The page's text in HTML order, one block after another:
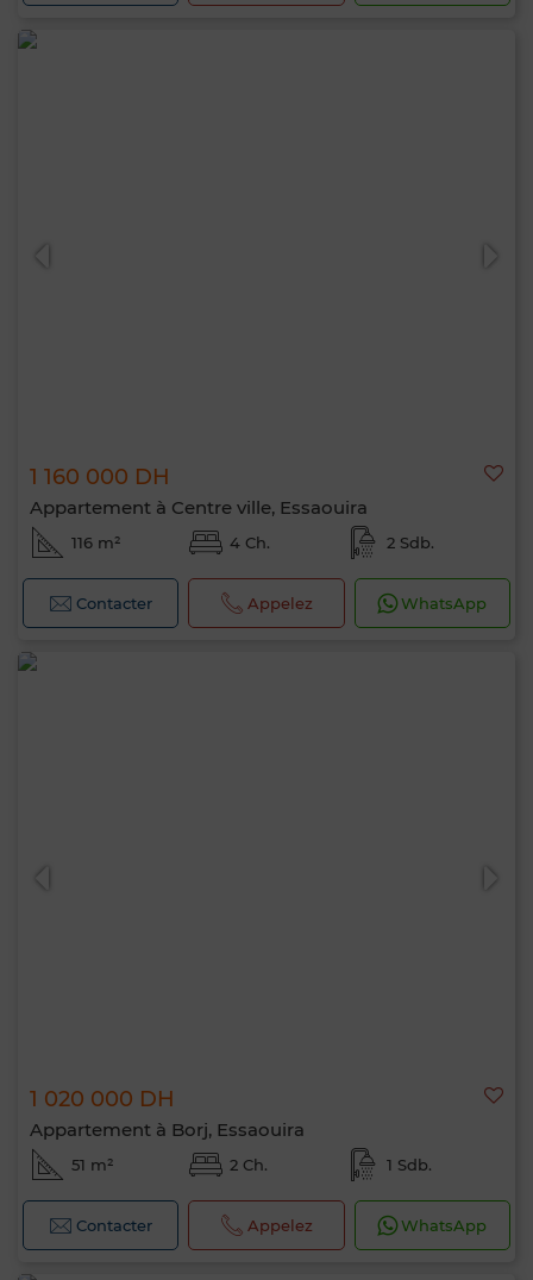
1 160 000 DH
Appartement à Centre ville, Essaouira
116 m² 4 Ch. 2 Sdb.
Contacter Appelez WhatsApp
1 020 000 DH
Appartement à Borj, Essaouira
51 m² 2 Ch. 1 Sdb.
Contacter Appelez WhatsApp